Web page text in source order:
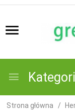
Strona główna